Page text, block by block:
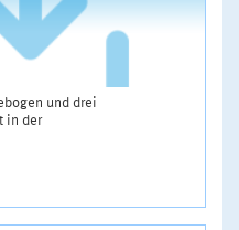
und drei
in der